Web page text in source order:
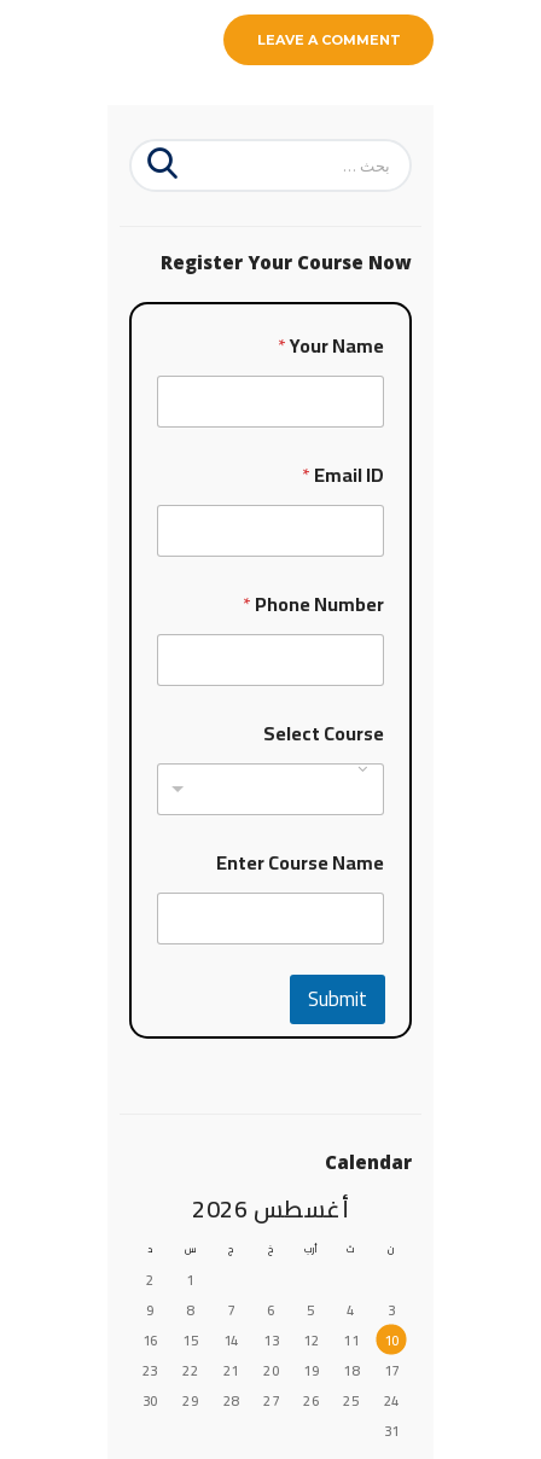
البحث
عن:
Register Your Course Now
Your Name
*
Email ID
*
u
m
e
C
o
u
s
Phone Number
*
Select Course
Enter Course Name
Submit
Calendar
أغسطس 2026
ن ث أرب خ ج س د
1
2
3
4
5
6
7
8
9
10
11
12
13
14
15
16
17
18
19
20
21
22
23
24
25
26
27
28
29
30
31